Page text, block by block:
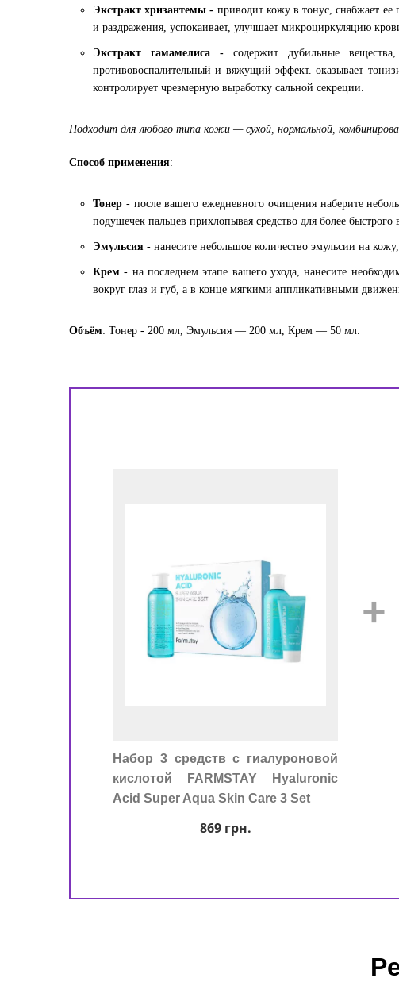
Экстракт хризантемы - приводит кожу в тонус, снабжает ее
и раздражения, успокаивает, улучшает микроциркуляцию
Экстракт гамамелиса -
содержит дубильные
противовоспалительный и вяжущий эффект. оказывает
контролирует чрезмерную выработку сальной секреции.
Подходит для любого типа кожи — сухой, нормальной,
Способ применения:
Тонер - после вашего ежедневного очищения наберите
подушечек пальцев прихлопывая средство для более
Эмульсия - нанесите небольшое количество эмульсии на
Крем - на последнем этапе вашего ухода, нанесите
вокруг глаз и губ, а в конце мягкими аппликативными
Объём: Тонер - 200 мл, Эмульсия — 200 мл, Крем — 50 мл.
Набор 3 средств с гиалуроновой
кислотой FARMSTAY Hyaluronic
Acid Super Aqua Skin Care 3 Set
869грн.
+